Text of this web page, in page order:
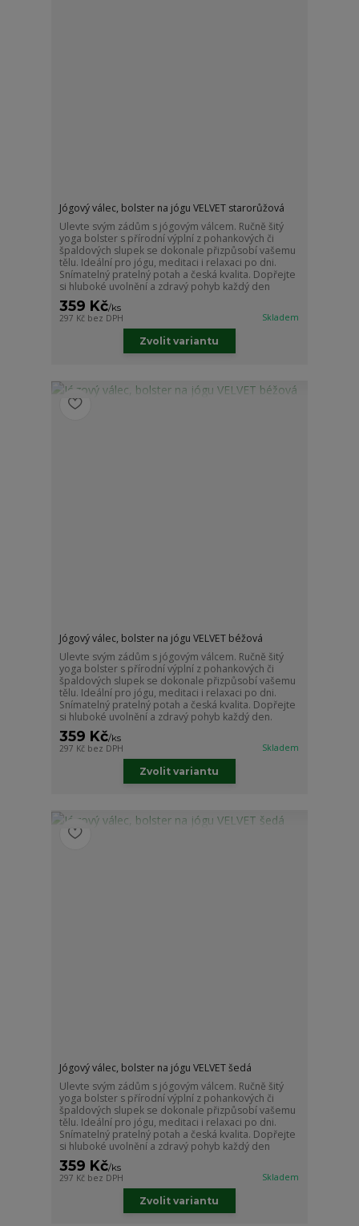
Jógový válec, bolster na jógu VELVET starorůžová
Ulevte svým zádům s jógovým válcem. Ručně šitý
yoga bolster s přírodní výplní z pohankových či
špaldových slupek se dokonale přizpůsobí vašemu
tělu. Ideální pro jógu, meditaci i relaxaci po dni.
Snímatelný pratelný potah a česká kvalita. Dopřejte
si hluboké uvolnění a zdravý pohyb každý den
359 Kč/ks
297 Kč bez DPH Skladem
Zvolit variantu
Jógový válec, bolster na jógu VELVET béžová
Ulevte svým zádům s jógovým válcem. Ručně šitý
yoga bolster s přírodní výplní z pohankových či
špaldových slupek se dokonale přizpůsobí vašemu
tělu. Ideální pro jógu, meditaci i relaxaci po dni.
Snímatelný pratelný potah a česká kvalita. Dopřejte
si hluboké uvolnění a zdravý pohyb každý den.
359 Kč/ks
297 Kč bez DPH Skladem
Zvolit variantu
Jógový válec, bolster na jógu VELVET šedá
Ulevte svým zádům s jógovým válcem. Ručně šitý
yoga bolster s přírodní výplní z pohankových či
špaldových slupek se dokonale přizpůsobí vašemu
tělu. Ideální pro jógu, meditaci i relaxaci po dni.
Snímatelný pratelný potah a česká kvalita. Dopřejte
si hluboké uvolnění a zdravý pohyb každý den
359 Kč/ks
297 Kč bez DPH Skladem
Zvolit variantu